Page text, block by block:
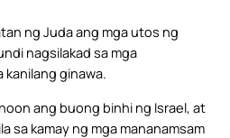
ng Juda ang mga utos ng
nagsilakad sa mga
ginawa.
ang buong binhi ng Israel, at
sa kamay ng mga mananamsam